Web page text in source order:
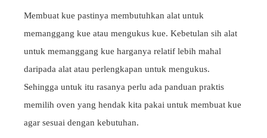
Membuat kue pastinya membutuhkan alat untuk
memanggang kue atau mengukus kue. Kebetulan sih alat
untuk memanggang kue harganya relatif lebih mahal
daripada alat atau perlengkapan untuk mengukus.
Sehingga untuk itu rasanya perlu ada panduan praktis
memilih oven yang hendak kita pakai untuk membuat kue
agar sesuai dengan kebutuhan.